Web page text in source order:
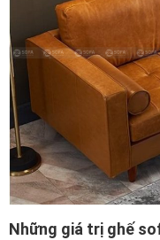
Những giá trị ghế